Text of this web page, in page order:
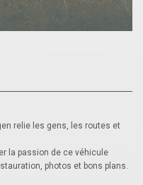
relie les gens, les routes et
la passion de ce véhicule
photos et bons plans.